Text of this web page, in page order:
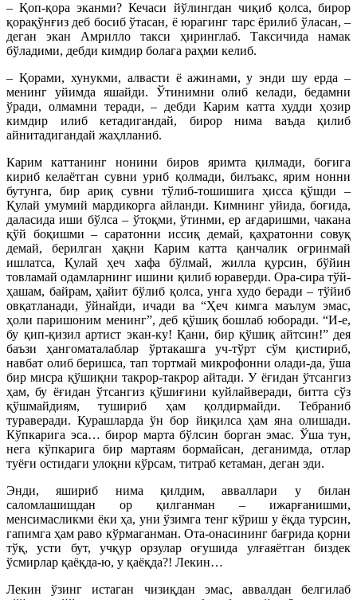
– Қоп-қора эканми? Кечаси йўлингдан чиқиб қолса, бирор
қорақўнғиз деб босиб ўтасан, ё юрагинг тарс ёрилиб ўласан, –
деган экан Амрилло такси ҳиринглаб. Таксичида намак
бўладими, дебди кимдир болага раҳми келиб.
– Қорами, хунукми, алвасти ё ажинами, у энди шу ерда –
менинг уйимда яшайди. Ўтинимни олиб келади, бедамни
ўради, олмамни теради, – дебди Карим катта худди ҳозир
кимдир илиб кетадигандай, бирор нима ваъда қилиб
айнитадигандай жаҳлланиб.
Карим каттанинг нонини биров яримта қилмади, боғига
кириб келаётган сувни уриб қолмади, билъакс, ярим нонни
бутунга, бир ариқ сувни тўлиб-тошишига ҳисса қўшди –
Қулай умумий мардикорга айланди. Кимнинг уйида, боғида,
даласида иши бўлса – ўтоқми, ўтинми, ер ағдаришми, чакана
қўй боқишми – саратонни иссиқ демай, қаҳратонни совуқ
демай, берилган ҳақни Карим катта қанчалик оғринмай
ишлатса, Қулай ҳеч хафа бўлмай, жилла қурсин, бўйин
товламай одамларнинг ишини қилиб юраверди. Ора-сира тўй-
ҳашам, байрам, ҳайит бўлиб қолса, унга худо беради – тўйиб
овқатланади, ўйнайди, ичади ва “Ҳеч кимга маълум эмас,
ҳоли паришоним менинг”, деб қўшиқ бошлаб юборади. “И-е,
бу қип-қизил артист экан-ку! Қани, бир қўшиқ айтсин!” дея
баъзи ҳангоматалаблар ўртакашга уч-тўрт сўм қистириб,
навбат олиб беришса, тап тортмай микрофонни олади-да, ўша
бир мисра қўшиқни такрор-такрор айтади. У ёғидан ўтсангиз
ҳам, бу ёғидан ўтсангиз қўшиғини куйлайверади, битта сўз
қўшмайдиям, тушириб ҳам қолдирмайди. Тебраниб
тураверади. Курашларда ўн бор йиқилса ҳам яна олишади.
Кўпкарига эса… бирор марта бўлсин борган эмас. Ўша тун,
нега кўпкарига бир мартаям бормайсан, деганимда, отлар
туёғи остидаги улоқни кўрсам, титраб кетаман, деган эди.
Энди, яшириб нима қилдим, авваллари у билан
саломлашишдан ор қилганман – ижарғанишми,
менсимасликми ёки ҳа, уни ўзимга тенг кўриш у ёқда турсин,
гапимга ҳам раво кўрмаганман. Ота-онасининг бағрида қорни
тўқ, усти бут, учқур орзулар оғушида улғаяётган биздек
ўсмирлар қаёқда-ю, у қаёқда?! Лекин…
Лекин ўзинг истаган чизиқдан эмас, аввалдан белгилаб